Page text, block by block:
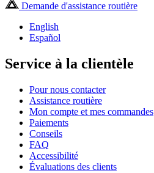
Demande d'assistance routière
English
Español
Service à la clientèle
Pour nous contacter
Assistance routière
Mon compte et mes commandes
Paiements
Conseils
FAQ
Accessibilité
Évaluations des clients